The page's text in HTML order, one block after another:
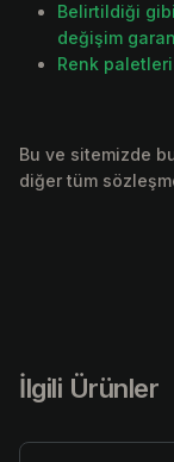
Belirtildiği
değişim
Renk
Bu ve sitemizde
diğer tüm
İlgili Ürünler